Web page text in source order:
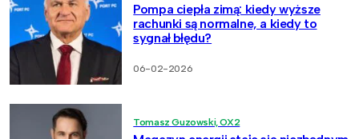
Pompa ciepła zimą: kiedy wyższe
rachunki są normalne, a kiedy to
sygnał błędu?
06-02-2026
Tomasz Guzowski, OX2